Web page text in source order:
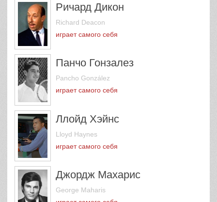
Ричард Дикон
Richard Deacon
играет самого себя
Панчо Гонзалез
Pancho González
играет самого себя
Ллойд Хэйнс
Lloyd Haynes
играет самого себя
Джордж Махарис
George Maharis